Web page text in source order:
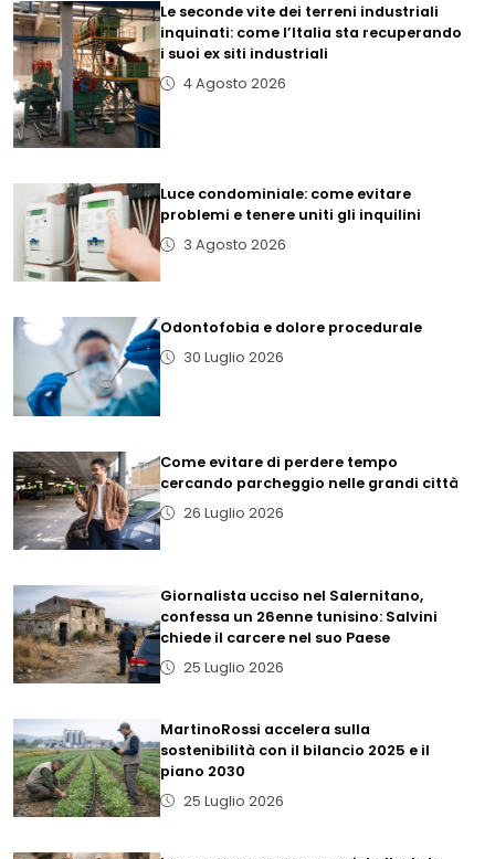
Le seconde vite dei terreni industriali
inquinati: come l’Italia sta recuperando
i suoi ex siti industriali
4 Agosto 2026
Luce condominiale: come evitare
problemi e tenere uniti gli inquilini
3 Agosto 2026
Odontofobia e dolore procedurale
30 Luglio 2026
Come evitare di perdere tempo
cercando parcheggio nelle grandi città
26 Luglio 2026
Giornalista ucciso nel Salernitano,
confessa un 26enne tunisino: Salvini
chiede il carcere nel suo Paese
25 Luglio 2026
MartinoRossi accelera sulla
sostenibilità con il bilancio 2025 e il
piano 2030
25 Luglio 2026